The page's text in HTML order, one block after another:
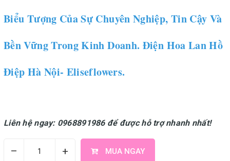
Biểu Tượng Của Sự Chuyên Nghiệp, Tin Cậy Và
Bền Vững Trong Kinh Doanh. Điện Hoa Lan Hồ
Điệp Hà Nội- Eliseflowers.
Liên hệ ngay: 0968891986 để được hỗ trợ nhanh nhất!
– + MUA NGAY